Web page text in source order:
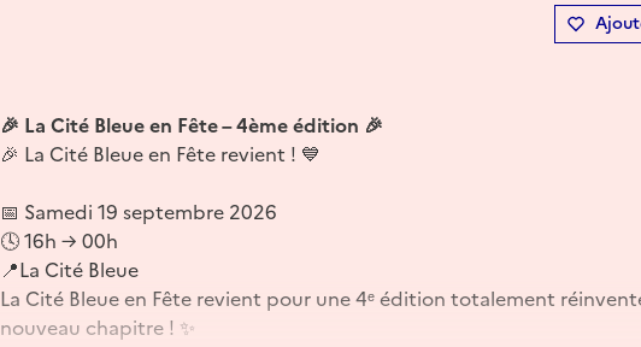
🎉 La Cité Bleue en Fête – 4ème édition 🎉
🎉 La Cité Bleue en Fête revient ! 💙
📅 Samedi 19 septembre 2026
🕓 16h → 00h
📍La Cité Bleue
La Cité Bleue en Fête revient pour une 4ᵉ édition totalement
nouveau chapitre ! ✨